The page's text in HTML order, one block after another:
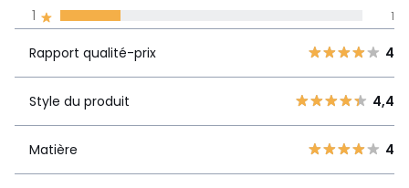
1 1
2
3 0
4
5 4
4,4
4
1 1
Rapport qualité-prix 4
Style du produit 4,4
Matière 4